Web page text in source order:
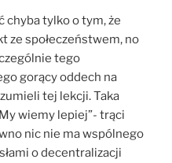
chyba tylko o tym, że
ze społeczeństwem, no
tego
gorący oddech na
tej lekcji. Taka
wiemy lepiej”- trąci
nic nie ma wspólnego
o decentralizacji